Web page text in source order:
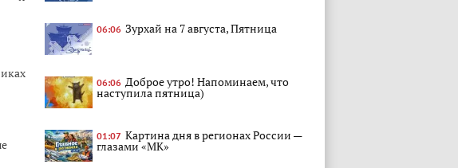
06:06 Зурхай на 7 августа, Пятница
06:06 Доброе утро! Напоминаем, что
наступила пятница)
01:07 Картина дня в регионах России —
глазами «МК»